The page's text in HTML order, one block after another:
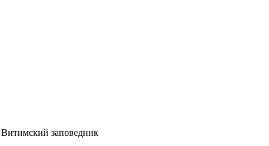
Витимский заповедник